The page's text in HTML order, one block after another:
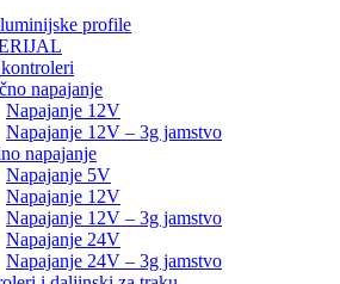
profile
napajanje
Napajanje 12V
Napajanje 12V – 3g jamstvo
napajanje
Napajanje 5V
Napajanje 12V
Napajanje 12V – 3g jamstvo
Napajanje 24V
Napajanje 24V – 3g jamstvo